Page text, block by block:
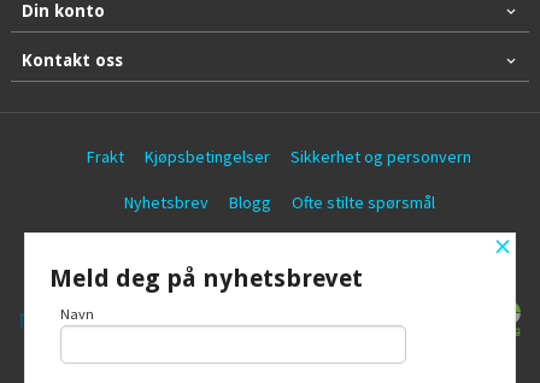
Din konto
Kontakt oss
Frakt Kjøpsbetingelser Sikkerhet og personvern
Nyhetsbrev Blogg Ofte stilte spørsmål
×
Meld deg på nyhetsbrevet
Navn